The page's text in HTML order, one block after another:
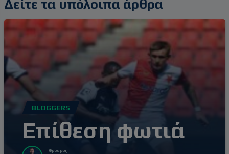
Δείτε τα υπόλοιπα άρθρα
BLOGGERS
Επίθεση φωτιά
Φρουρός